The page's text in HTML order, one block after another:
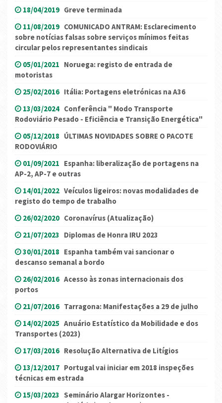
18/04/2019 Greve terminada
11/08/2019 COMUNICADO ANTRAM: Esclarecimento
sobre notícias falsas sobre serviços mínimos feitas
circular pelos representantes sindicais
05/01/2021 Noruega: registo de entrada de
motoristas
25/02/2016 Itália: Portagens eletrónicas na A36
13/03/2024 Conferência " Modo Transporte
Rodoviário Pesado - Eficiência e Transição Energética"
05/12/2018 ÚLTIMAS NOVIDADES SOBRE O PACOTE
RODOVIÁRIO
01/09/2021 Espanha: liberalização de portagens na
AP-2, AP-7 e outras
14/01/2022 Veículos ligeiros: novas modalidades de
registo do tempo de trabalho
26/02/2020 Coronavírus (Atualização)
21/07/2023 Diplomas de Honra IRU 2023
30/01/2018 Espanha também vai sancionar o
descanso semanal a bordo
26/02/2016 Acesso às zonas internacionais dos
portos
21/07/2016 Tarragona: Manifestações a 29 de julho
14/02/2025 Anuário Estatístico da Mobilidade e dos
Transportes (2023)
17/03/2016 Resolução Alternativa de Litígios
13/12/2017 Portugal vai iniciar em 2018 inspeções
técnicas em estrada
15/03/2023 Seminário Alargar Horizontes -